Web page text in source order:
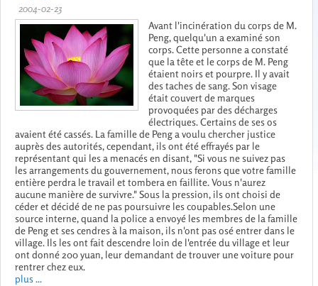
2004-02-23
Avant l'incinération du corps de M.
Peng, quelqu'un a examiné son
corps. Cette personne a constaté
que la tête et le corps de M. Peng
étaient noirs et pourpre. Il y avait
des taches de sang. Son visage
était couvert de marques
provoquées par des décharges
électriques. Certains de ses os
avaient été cassés. La famille de Peng a voulu chercher justice
auprès des autorités, cependant, ils ont été effrayés par le
représentant qui les a menacés en disant, "Si vous ne suivez pas
les arrangements du gouvernement, nous ferons que votre famille
entière perdra le travail et tombera en faillite. Vous n'aurez
aucune manière de survivre." Sous la pression, ils ont choisi de
céder et décidé de ne pas poursuivre les coupables.Selon une
source interne, quand la police a envoyé les membres de la famille
de Peng et ses cendres à la maison, ils n'ont pas osé entrer dans le
village. Ils les ont fait descendre loin de l'entrée du village et leur
ont donné 200 yuan, leur demandant de trouver une voiture pour
rentrer chez eux.
plus ...